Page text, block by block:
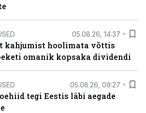
05.08.26, 14:37
kahjumist hoolimata võttis
omanik kopsaka dividendi
05.08.26, 09:27
tegi Eestis läbi aegade